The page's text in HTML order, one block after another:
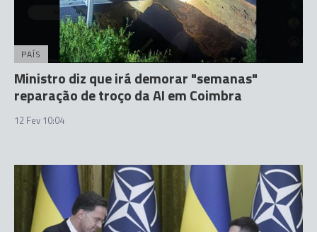
PAÍS
Ministro diz que irá demorar "semanas"
reparação de troço da AI em Coimbra
12 Fev 10:04